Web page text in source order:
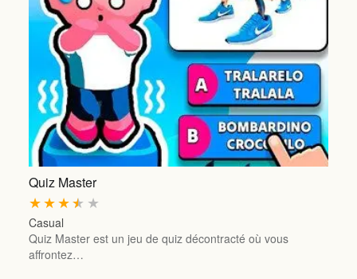
Quiz Master
★
★
★
★
★
Casual
Quiz Master est un jeu de quiz décontracté où vous
affrontez…